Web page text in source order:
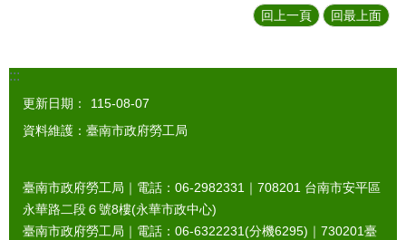
回上一頁 回最上面
:::
更新日期：
115-08-07
資料維護：臺南市政府勞工局
臺南市政府勞工局｜電話：06-2982331｜ 708201 台南市安平區
永華路二段６號8樓(永華市政中心)
臺南市政府勞工局｜電話：06-6322231(分機6295)｜ 730201臺